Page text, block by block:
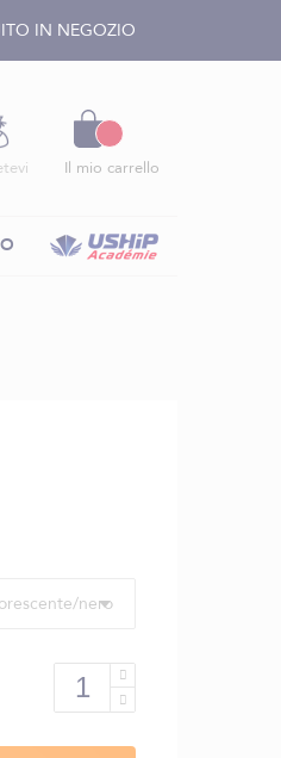
IN NEGOZIO
Il mio carrello
nero